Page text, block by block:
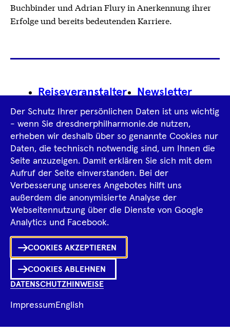
Buchbinder und Adrian Flury in Anerkennung ihrer
Erfolge und bereits bedeutenden Karriere.
Footer
Reiseveranstalter Newsletter
Impressum
Datenschutz­information AGB
Intern
TiktokFacebook
Instagram
SpotifyYouTube
Der Schutz Ihrer persönlichen Daten ist uns wichtig
- wenn Sie dresdnerphilharmonie.de nutzen,
erheben wir deshalb über so genannte Cookies nur
Daten, die technisch notwendig sind, um Ihnen die
Seite anzuzeigen. Damit erklären Sie sich mit dem
Aufruf der Seite einverstanden. Bei der
Verbesserung unseres Angebotes hilft uns
außerdem die anonymisierte Analyse der
Webseitennutzung über die Dienste von Google
Analytics und Facebook.
COOKIES AKZEPTIEREN
COOKIES ABLEHNEN
DATENSCHUTZHINWEISE
Impressum English